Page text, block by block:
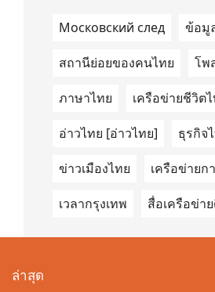
Московский след ข้อมู
สถานีย่อยของคนไทย โพ
ภาษาไทย เครือข่ายชีวิต
อ่าวไทย [อ่าวไทย] ธุรกิจ
ข่าวเมืองไทย เครือข่ายก
เวลากรุงเทพ สื่อเครือข่า
ล่าสุด